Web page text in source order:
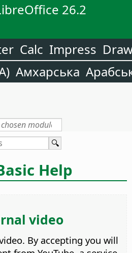
26.2
Calc Impress
Амхарська
Help
video
By accepting you will